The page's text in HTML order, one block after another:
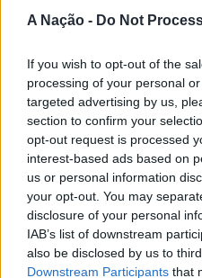
A Nação - Do Not
If you wish to opt-out of the
processing of your personal
targeted advertising by us,
section to confirm your
opt-out request is processed
interest-based ads based on
us or personal information
your opt-out. You may
disclosure of your personal
IAB’s list of downstream
also be disclosed by us to
Downstream Participants that
ténis.
Apesar das desistências
como Casper Ruud
Fokina (Espanha) e
apresentou um quadro
liderado pelo russo Andrey
série, pelo italiano Luciano
Alejandro Tabilo e pelo
Um dos momentos mais
também o regresso do
integrado na digressão de
Castelo Branco:
Internacional de
promete afirmar
património e
“motores de
económico e
português
Publicado 7 horas atrás on
Por Ígor Lopes